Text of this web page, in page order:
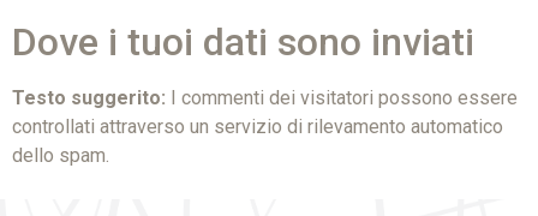
Dove i tuoi dati sono inviati
Testo suggerito: I commenti dei visitatori possono essere
controllati attraverso un servizio di rilevamento automatico
dello spam.